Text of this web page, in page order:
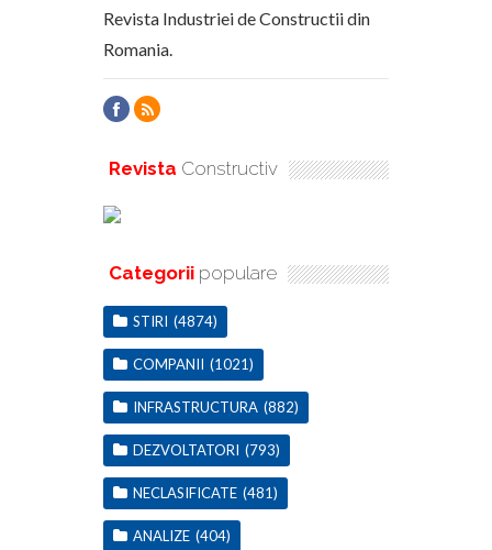
Revista Industriei de Constructii din
Romania.
Revista Constructiv
Categorii populare
STIRI (4874)
COMPANII (1021)
INFRASTRUCTURA (882)
DEZVOLTATORI (793)
NECLASIFICATE (481)
ANALIZE (404)